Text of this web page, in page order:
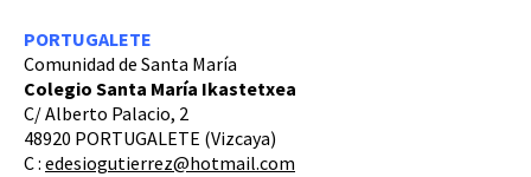
PORTUGALETE
Comunidad de Santa María
Colegio Santa María Ikastetxea
C/ Alberto Palacio, 2
48920 PORTUGALETE (Vizcaya)
C : edesiogutierrez@hotmail.com